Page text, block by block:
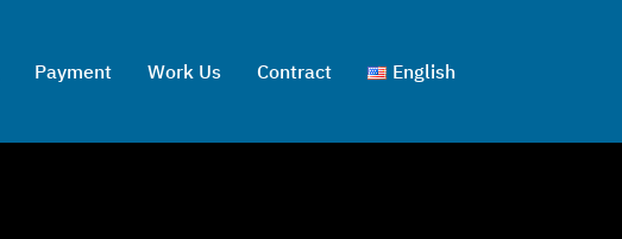
Payment Work Us Contract English